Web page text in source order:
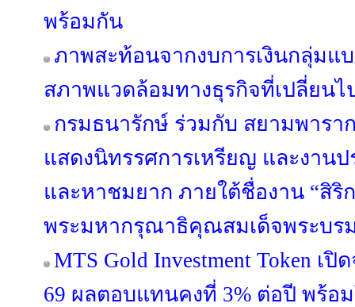
พร้อมกัน
ภาพสะท้อนจากงบการเงินกลุ่มแ
สภาพแวดล้อมทางธุรกิจที่เปลี่ยนไ
กรมธนารักษ์ ร่วมกับ สยามพารา
แสดงนิทรรศการเหรียญ และงา
และหาชมยาก ภายใต้ชื่องาน “สิ
พระมหากรุณาธิคุณสมเด็จพระบร
MTS Gold Investment Token เ
69 ผลตอบแทนคงที่ 3% ต่อปี พร้อ